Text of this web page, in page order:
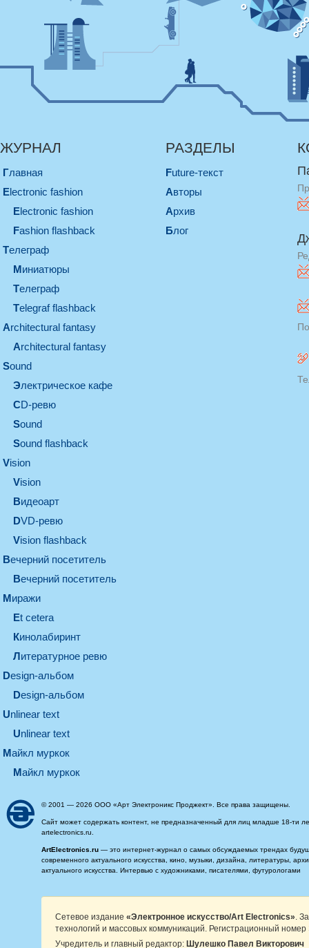
ЖУРНАЛ
Главная
electronic fashion
electronic fashion
Fashion flashback
телеграф
миниатюры
телеграф
Telegraf flashback
architectural fantasy
architectural fantasy
sound
электрическое кафе
CD-ревю
sound
Sound flashback
vision
vision
видеоарт
DVD-ревю
Vision flashback
вечерний посетитель
вечерний посетитель
миражи
et cetera
кинолабиринт
литературное ревю
design-альбом
design-альбом
unlinear text
Unlinear text
майкл муркок
майкл муркок
РАЗДЕЛЫ
Future-текст
Авторы
Архив
Блог
© 2001 — 2026 ООО «Арт Электроникс Проджект». Все права защищены.
Сайт может содержать контент, не предназначенный для лиц младше 18-ти
artelectronics.ru.
ArtElectronics.ru — это интернет-журнал о самых обсуждаемых трендах
современного актуального искусства, кино, музыки, дизайна, литературы,
актуального искусства. Интервью с художниками, писателями, футурологами
Сетевое издание «Электронное искусство/Art Electronics» .
технологий и массовых коммуникаций. Регистрационный
Учредитель и главный редактор: Шулешко Павел Викторович